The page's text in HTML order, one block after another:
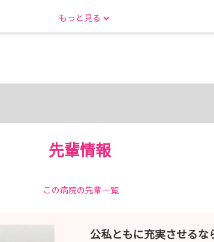
もっと見る
先輩情報
この病院の先輩一覧
公私ともに充実させるな